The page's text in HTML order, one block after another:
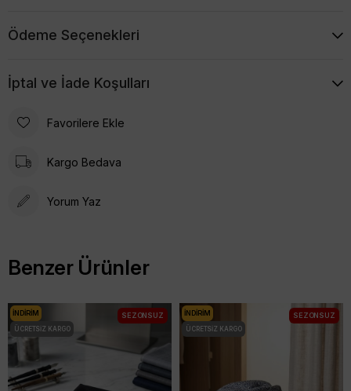
Ödeme Seçenekleri
İptal ve İade Koşulları
Favorilere Ekle
Kargo Bedava
Yorum Yaz
Benzer Ürünler
İNDIRIM
ÜCRETSIZ KARGO
SEZONSUZ İNDIRIM
ÜCRETSIZ KARGO
SEZONSUZ